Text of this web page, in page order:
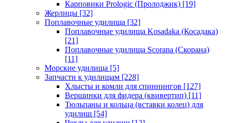
Карповики Prologic (Пролоджик) [19]
Жерлицы [32]
Поплавочные удилища [32]
Поплавочные удилища Kosadaka (Косадака)
[21]
Поплавочные удилища Scorana (Скорана)
[11]
Морские удилища [5]
Запчасти к удилищам [228]
Хлысты и комли для спиннингов [127]
Вершинки для фидера (квивертип) [11]
Тюльпаны и кольца (вставки колец) для
удилищ [54]